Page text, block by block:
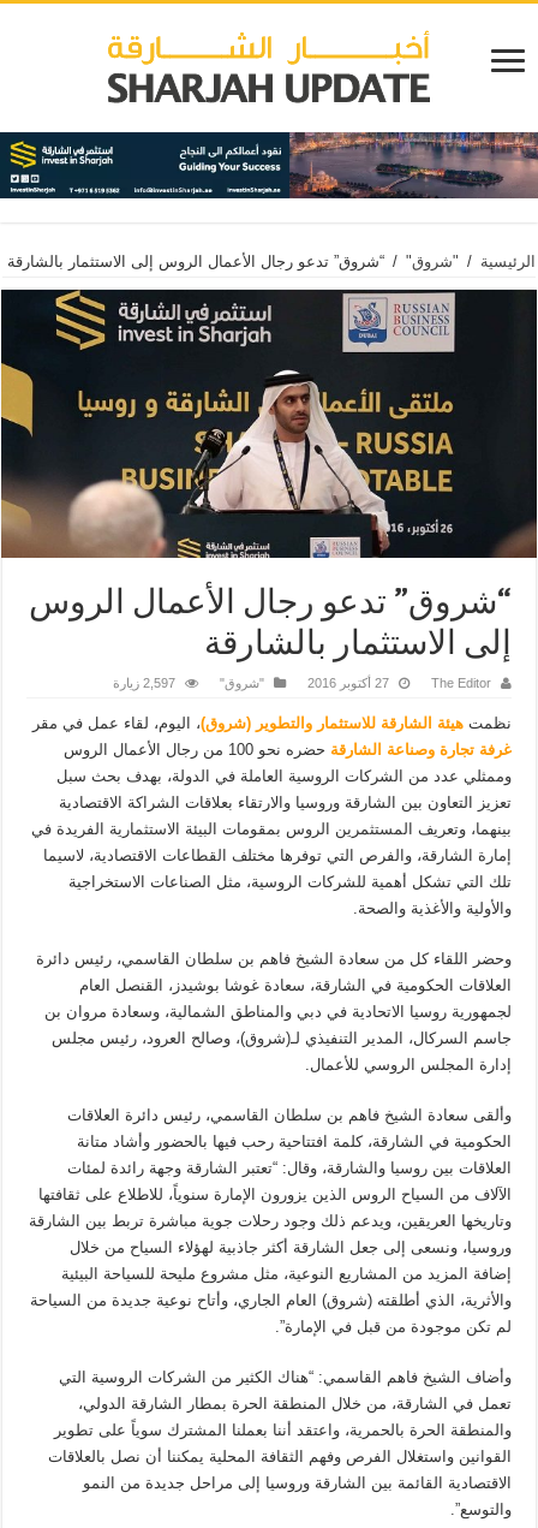
الرئيسية / "شروق" / “شروق” تدعو رجال الأعمال الروس إلى الاستثمار بالشارقة
“شروق” تدعو رجال الأعمال الروس
إلى الاستثمار بالشارقة
The Editor 27 أكتوبر 2016 "شروق" 2,597 زيارة
نظمتهيئة الشارقة للاستثمار والتطوير (شروق)، اليوم، لقاء عمل في مقر
غرفة تجارة وصناعة الشارقة
حضره نحو 100 من رجال الأعمال الروس
وممثلي عدد من الشركات الروسية العاملة في الدولة، بهدف بحث سبل
تعزيز التعاون بين الشارقة وروسيا والارتقاء بعلاقات الشراكة الاقتصادية
بينهما، وتعريف المستثمرين الروس بمقومات البيئة الاستثمارية الفريدة في
إمارة الشارقة، والفرص التي توفرها مختلف القطاعات الاقتصادية، لاسيما
تلك التي تشكل أهمية للشركات الروسية، مثل الصناعات الاستخراجية
والأولية والأغذية والصحة.
وحضر اللقاء كل من سعادة الشيخ فاهم بن سلطان القاسمي، رئيس دائرة
العلاقات الحكومية في الشارقة، سعادة غوشا بوشيدز، القنصل العام
لجمهورية روسيا الاتحادية في دبي والمناطق الشمالية، وسعادة مروان بن
جاسم السركال، المدير التنفيذي لـ(شروق)، وصالح العرود، رئيس مجلس
إدارة المجلس الروسي للأعمال.
وألقى سعادة الشيخ فاهم بن سلطان القاسمي، رئيس دائرة العلاقات
الحكومية في الشارقة، كلمة افتتاحية رحب فيها بالحضور وأشاد متانة
العلاقات بين روسيا والشارقة، وقال: “تعتبر الشارقة وجهة رائدة لمئات
الآلاف من السياح الروس الذين يزورون الإمارة سنوياً، للاطلاع على ثقافتها
وتاريخها العريقين، ويدعم ذلك وجود رحلات جوية مباشرة تربط بين الشارقة
وروسيا، ونسعى إلى جعل الشارقة أكثر جاذبية لهؤلاء السياح من خلال
إضافة المزيد من المشاريع النوعية، مثل مشروع مليحة للسياحة البيئية
والأثرية، الذي أطلقته (شروق) العام الجاري، وأتاح نوعية جديدة من السياحة
لم تكن موجودة من قبل في الإمارة”.
وأضاف الشيخ فاهم القاسمي: “هناك الكثير من الشركات الروسية التي
تعمل في الشارقة، من خلال المنطقة الحرة بمطار الشارقة الدولي،
والمنطقة الحرة بالحمرية، واعتقد أننا بعملنا المشترك سوياً على تطوير
القوانين واستغلال الفرص وفهم الثقافة المحلية يمكننا أن نصل بالعلاقات
الاقتصادية القائمة بين الشارقة وروسيا إلى مراحل جديدة من النمو
والتوسع”.